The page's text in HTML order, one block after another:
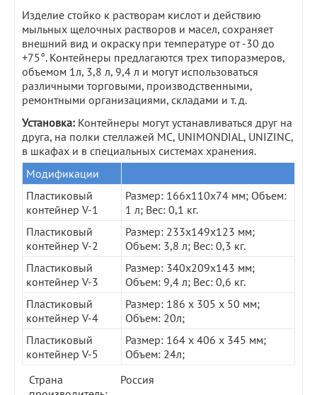
Изделие стойко к растворам кислот и действию
мыльных щелочных растворов и масел, сохраняет
внешний вид и окраску при температуре от -30 до
+75°. Контейнеры предлагаются трех типоразмеров,
объемом 1л, 3,8 л, 9,4 л и могут использоваться
различными торговыми, производственными,
ремонтными организациями, складами и т. д.
Установка: Контейнеры могут устанавливаться друг на
друга, на полки стеллажей МС, UNIMONDIAL, UNIZINC,
в шкафах и в специальных системах хранения.
Модификации
Пластиковый
контейнер V-1
Размер: 166х110х74 мм; Объем:
1 л; Вес: 0,1 кг.
Пластиковый
контейнер V-2
Размер: 233х149х123 мм;
Объем: 3,8 л; Вес: 0,3 кг.
Пластиковый
контейнер V-3
Размер: 340х209х143 мм;
Объем: 9,4 л; Вес: 0,6 кг.
Пластиковый
контейнер V-4
Размер: 186 х 305 х 50 мм;
Объем: 20л;
Пластиковый
контейнер V-5
Размер: 164 х 406 х 345 мм;
Объем: 24л;
Страна
Россия